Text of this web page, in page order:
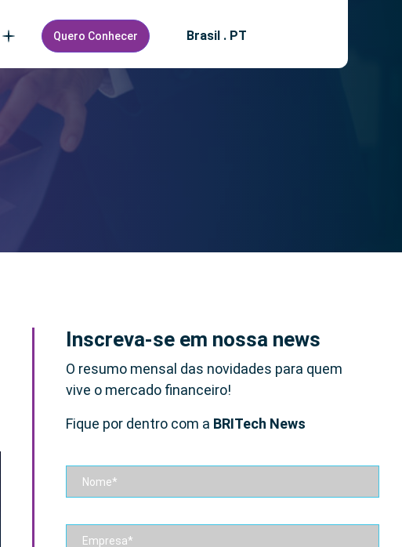
Quero Conhecer Brasil . PT
Inscreva-se em nossa news
O resumo mensal das novidades para quem
vive o mercado financeiro!
Fique por dentro com a BRITech News